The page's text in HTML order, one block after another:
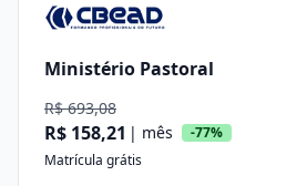
Ministério Pastoral
R$ 693,08
R$ 158,21 | mês
-77%
Matrícula grátis